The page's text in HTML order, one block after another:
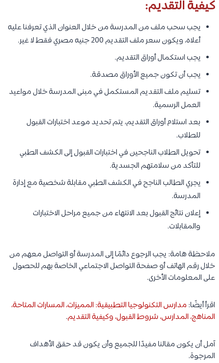
كيفية التقديم:
يجب سحب ملف من المدرسة من خلال العنوان الذي تعرفنا عليه
أعلاه، ويكون سعر ملف التقديم 200 جنيه مصري فقط لا غير.
يجب استكمال أوراق التقديم.
يجب أن تكون جميع الأوراق مصدقة.
تسليم ملف التقديم المستكمل في مبنى المدرسة خلال مواعيد
العمل الرسمية.
بعد استلام أوراق التقديم، يتم تحديد موعد اختبارات القبول
للطلاب.
تحويل الطلاب الناجحين في اختبارات القبول إلى الكشف الطبي
للتأكد من سلامتهم الجسدية.
يجري الطالب الناجح في الكشف الطبي مقابلة شخصية مع إدارة
المدرسة.
إعلان نتائج القبول بعد الانتهاء من جميع مراحل الاختبارات
والمقابلات.
ملاحظة هامة: يجب الرجوع دائمًا إلى المدرسة أو التواصل معهم من
خلال رقم الهاتف أو صفحة التواصل الاجتماعي الخاصة بهم للحصول
على المعلومات الأخرى.
اقرأ أيضًا: مدارس التكنولوجيا التطبيقية: المميزات، المسارات المتاحة،
المناهج، المدارس، شروط القبول، وكيفية التقديم.
آمل أن يكون مقالنا مفيدًا للجميع وأن يكون قد حقق الأهداف
المرجوة.